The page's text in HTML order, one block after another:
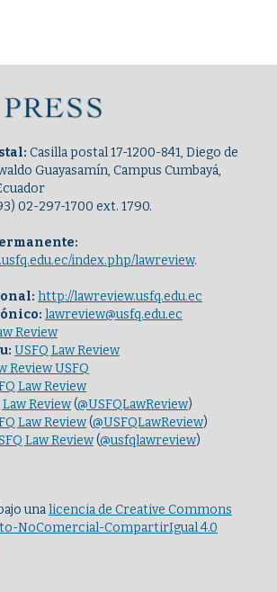
Casilla postal 17-1200-841, Diego de
Guayasamín, Campus Cumbayá,
02-297-1700 ext. 1790.
index.php/lawreview.
http://lawreview.usfq.edu.ec
lawreview@usfq.edu.ec
Review
USFQ Law Review
Review USFQ
Law Review
Law Review(@USFQLawReview)
Law Review(@USFQLawReview)
Law Review(@usfqlawreview)
unalicencia de Creative Commons
NoComercial-CompartirIgual 4.0